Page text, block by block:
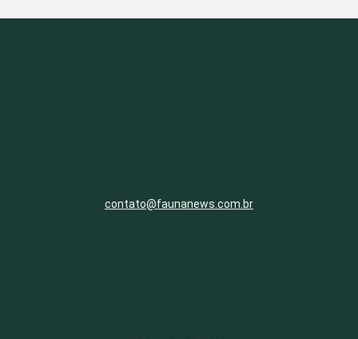
contato@faunanews.com.br